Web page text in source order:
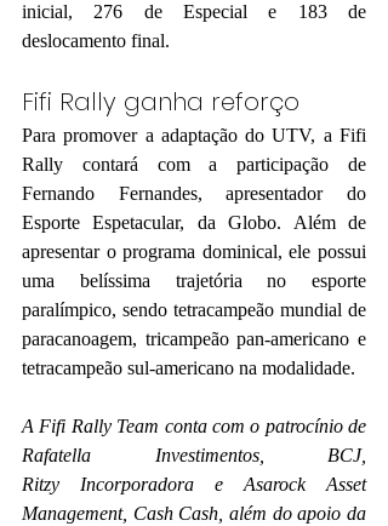
inicial, 276 de Especial e 183 de
deslocamento final.
Fifi Rally ganha reforço
Para promover a adaptação do UTV, a Fifi
Rally contará com a participação de
Fernando Fernandes, apresentador do
Esporte Espetacular, da Globo. Além de
apresentar o programa dominical, ele possui
uma belíssima trajetória no esporte
paralímpico, sendo tetracampeão mundial de
paracanoagem, tricampeão pan-americano e
tetracampeão sul-americano na modalidade.
A Fifi Rally Team conta com o patrocínio de
Rafatella Investimentos, BCJ,
Ritzy Incorporadora e Asarock Asset
Management, Cash Cash, além do apoio da